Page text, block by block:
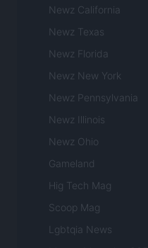
Newz California
Newz Texas
Newz Florida
Newz New York
Newz Pennsylvania
Newz Illinois
Newz Ohio
Gameland
Hig Tech Mag
Scoop Mag
Lgbtqia News